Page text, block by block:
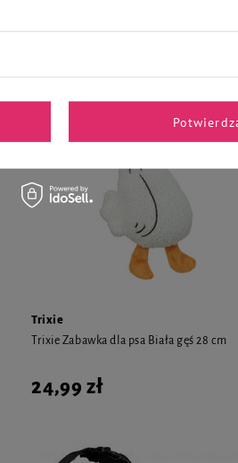
Trixie
Trixie Zabawka dla psa Biała gęś 28 cm
24,99 zł